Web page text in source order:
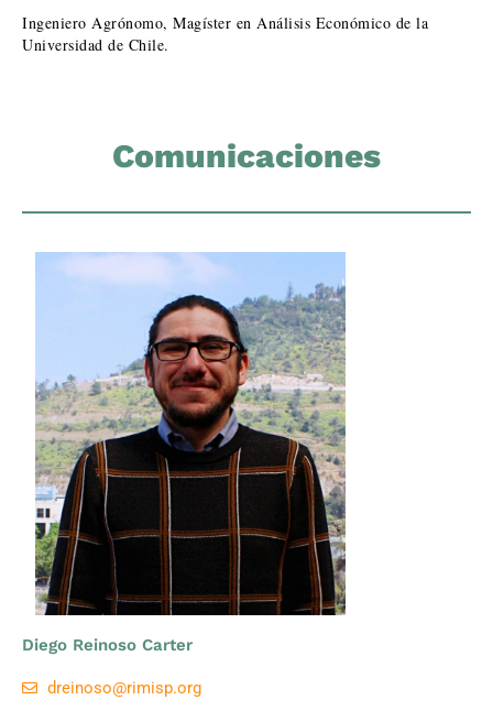
Ingeniero Agrónomo, Magíster en Análisis Económico de la
Universidad de Chile.
Comunicaciones
Diego Reinoso Carter
dreinoso@rimisp.org